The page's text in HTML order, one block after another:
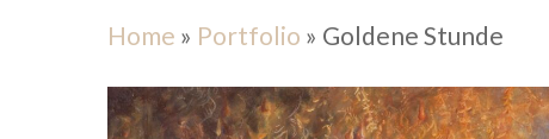
Home » Portfolio » Goldene Stunde